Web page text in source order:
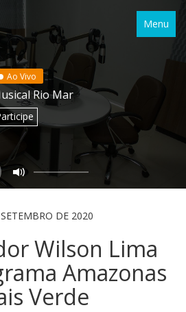
Menu
Ao Vivo
Rio Mar
DE 2020
Wilson Lima
Amazonas
Verde